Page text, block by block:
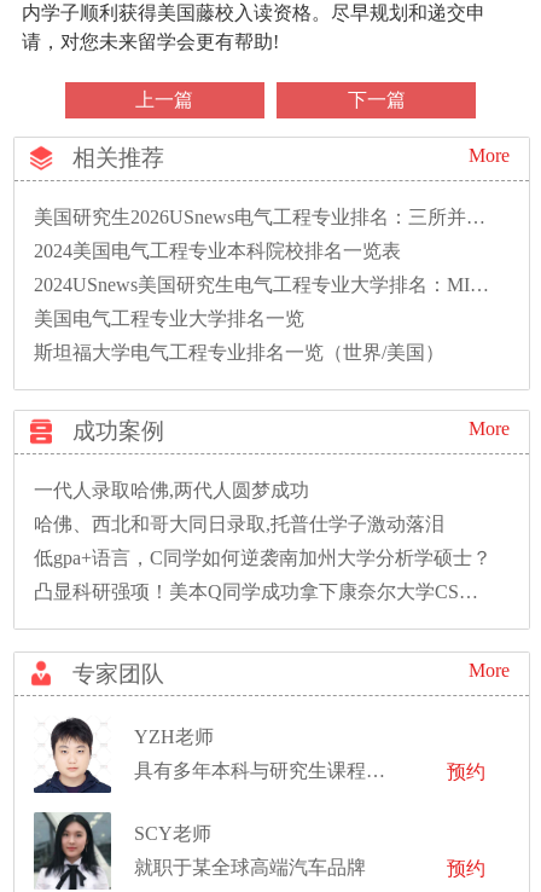
内学子顺利获得美国藤校入读资格。尽早规划和递交申
请，对您未来留学会更有帮助!
上一篇 下一篇
相关推荐 More
美国研究生2026USnews电气工程专业排名：三所并列第一
2024美国电气工程专业本科院校排名一览表
2024USnews美国研究生电气工程专业大学排名：MIT第一！
美国电气工程专业大学排名一览
斯坦福大学电气工程专业排名一览（世界/美国）
成功案例 More
一代人录取哈佛,两代人圆梦成功
哈佛、西北和哥大同日录取,托普仕学子激动落泪
低gpa+语言，C同学如何逆袭南加州大学分析学硕士？
凸显科研强项！美本Q同学成功拿下康奈尔大学CS硕士录取！
专家团队 More
YZH老师
具有多年本科与研究生课程数学助教以及独立教学经验
预约
SCY老师
就职于某全球高端汽车品牌
预约